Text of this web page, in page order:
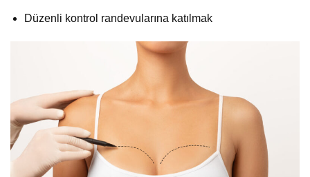
Düzenli kontrol randevularına katılmak